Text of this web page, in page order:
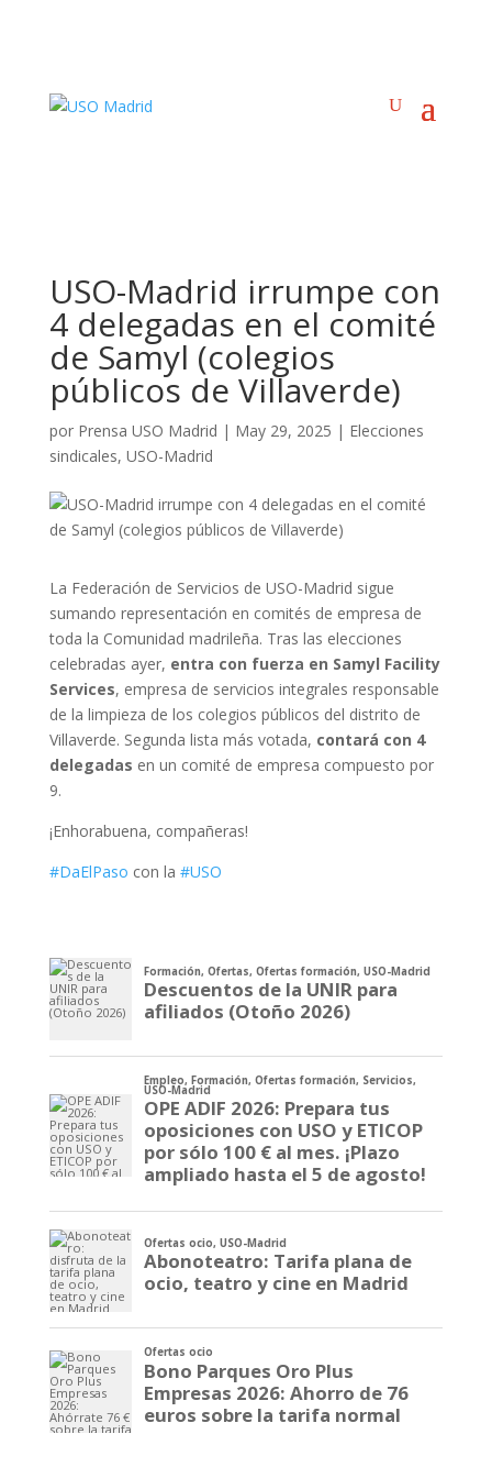
USO-Madrid irrumpe con
4 delegadas en el comité
de Samyl (colegios
públicos de Villaverde)
por Prensa USO Madrid | May 29, 2025 | Elecciones
sindicales, USO-Madrid
La Federación de Servicios de USO-Madrid sigue
sumando representación en comités de empresa de
toda la Comunidad madrileña. Tras las elecciones
celebradas ayer, entra con fuerza en Samyl Facility
Services, empresa de servicios integrales responsable
de la limpieza de los colegios públicos del distrito de
Villaverde. Segunda lista más votada, contará con 4
delegadas en un comité de empresa compuesto por
9.
¡Enhorabuena, compañeras!
#DaElPaso con la #USO